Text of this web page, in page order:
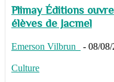
Plimay Éditions
élèves de Jacmel
Emerson Vilbrun - 08/08/
Culture